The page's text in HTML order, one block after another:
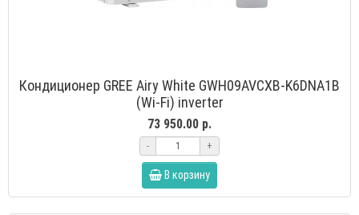
Кондиционер GREE Airy White GWH09AVCXB-K6DNA1B
(Wi-Fi) inverter
73 950.00 р.
- +
В корзину